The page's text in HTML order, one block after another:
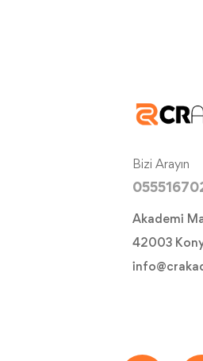
Bizi Arayın
Akademi
42003